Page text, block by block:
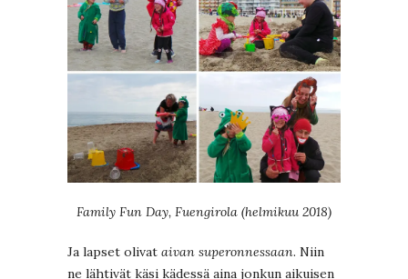
Family Fun Day, Fuengirola (helmikuu 2018)
Ja lapset olivat aivan superonnessaan. Niin
ne lähtivät käsi kädessä aina jonkun aikuisen